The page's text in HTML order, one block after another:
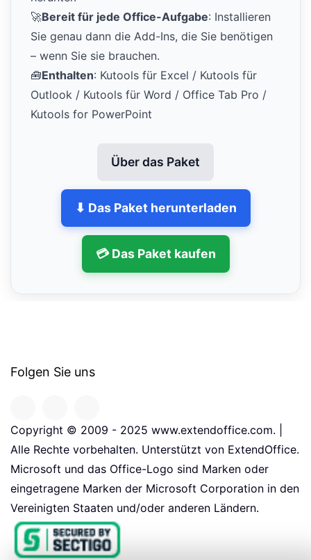
🚀Bereit für jede Office-Aufgabe: Installieren
Sie genau dann die Add-Ins, die Sie benötigen
– wenn Sie sie brauchen.
🧰Enthalten: Kutools für Excel / Kutools für
Outlook / Kutools für Word / Office Tab Pro /
Kutools for PowerPoint
Über das Paket
⬇ Das Paket herunterladen
💳 Das Paket kaufen
Folgen Sie uns
Copyright © 2009 - 2025 www.extendoffice.com. |
Alle Rechte vorbehalten. Unterstützt von ExtendOffice.
Microsoft und das Office-Logo sind Marken oder
eingetragene Marken der Microsoft Corporation in den
Vereinigten Staaten und/oder anderen Ländern.